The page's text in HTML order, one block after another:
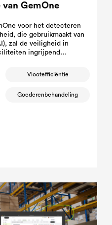
GemOne
voor het detecteren
die gebruikmaakt van
zal de veiligheid in
ingrijpend
Vlootefficiëntie
Goederenbehandeling